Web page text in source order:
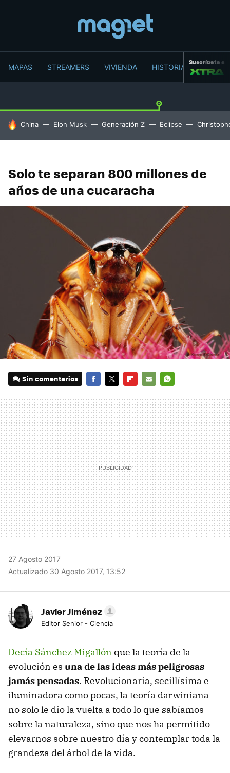
MAPAS STREAMERS VIVIENDA HISTORIA
Suscríbete a
HOY SE HABLA DE
China Elon Musk Generación Z Eclipse
Solo te separan 800 millones de
años de una cucaracha
Sin comentarios
MAIL
27 Agosto 2017
Actualizado 30 Agosto 2017, 13:52
Javier Jiménez
Editor Senior - Ciencia
Decía Sánchez Migallón que la teoría de la
evolución es una de las ideas más peligrosas
jamás pensadas. Revolucionaria, secillísima e
iluminadora como pocas, la teoría darwiniana
no solo le dio la vuelta a todo lo que sabíamos
sobre la naturaleza, sino que nos ha permitido
elevarnos sobre nuestro día y contemplar toda la
grandeza del árbol de la vida.